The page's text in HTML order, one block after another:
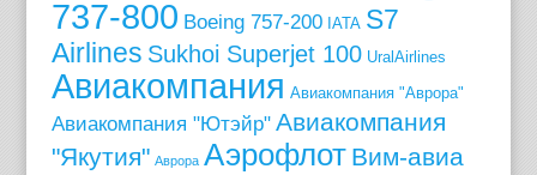
737-800 Boeing 757-200 IATA S7
Airlines Sukhoi Superjet 100 UralAirlines
Авиакомпания Авиакомпания "Аврора"
Авиакомпания "Ютэйр" Авиакомпания
"Якутия" Аврора Аэрофлот Вим-авиа